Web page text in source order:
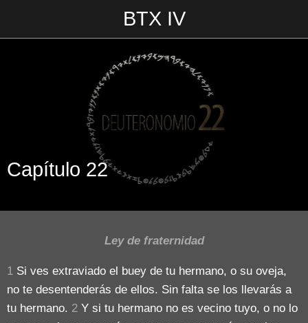
BTX IV
Escrito en 17/06/2018\n___________________\n
Capítulo 22
Ley de fraternidad
1 Si ves extraviado el buey de tu hermano, o su oveja,
no te desentenderás de ellos. Sin falta se los llevarás a
tu hermano. 2 Y si tu hermano no es vecino tuyo, o no lo